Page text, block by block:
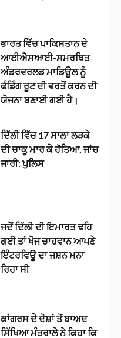
ਭਾਰਤ ਵਿੱਚ ਪਾਕਿਸਤਾਨ ਦੇ
ਆਈਐਸਆਈ-ਸਮਰਥਿਤ
ਅੰਡਰਵਰਲਡ ਮਾਡਿਊਲ ਨੂੰ
ਫੰਡਿੰਗ ਰੂਟ ਦੀ ਵਰਤੋਂ ਕਰਨ ਦੀ
ਯੋਜਨਾ ਬਣਾਈ ਗਈ ਹੈ।
ਦਿੱਲੀ ਵਿੱਚ 17 ਸਾਲਾ ਲੜਕੇ
ਦੀ ਚਾਕੂ ਮਾਰ ਕੇ ਹੱਤਿਆ, ਜਾਂਚ
ਜਾਰੀ: ਪੁਲਿਸ
ਜਦੋਂ ਦਿੱਲੀ ਦੀ ਇਮਾਰਤ ਢਹਿ
ਗਈ ਤਾਂ ਖੋਜ ਚਾਹਵਾਨ ਆਪਣੇ
ਇੰਟਰਵਿਊ ਦਾ ਜਸ਼ਨ ਮਨਾ
ਰਿਹਾ ਸੀ
ਕਾਂਗਰਸ ਦੇ ਦੋਸ਼ਾਂ ਤੋਂ ਬਾਅਦ
ਸਿੱਖਿਆ ਮੰਤਰਾਲੇ ਨੇ ਕਿਹਾ ਕਿ